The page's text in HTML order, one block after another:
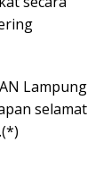
Lampung
selamat